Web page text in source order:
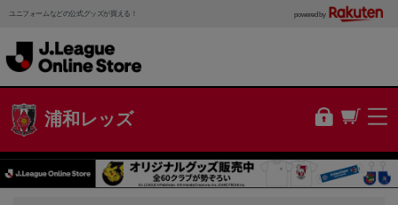
ユニフォームなどの公式グッズが買える！ powered by
浦和レッズ